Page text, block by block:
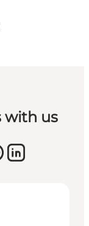
with us